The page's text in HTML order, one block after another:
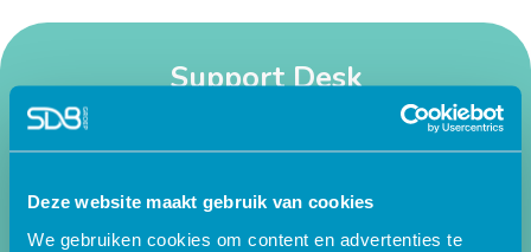
Deze website maakt gebruik van cookies
We gebruiken cookies om content en advertenties te
Support Desk
Neem contact met ons op:
+31 88 - 38 88 383